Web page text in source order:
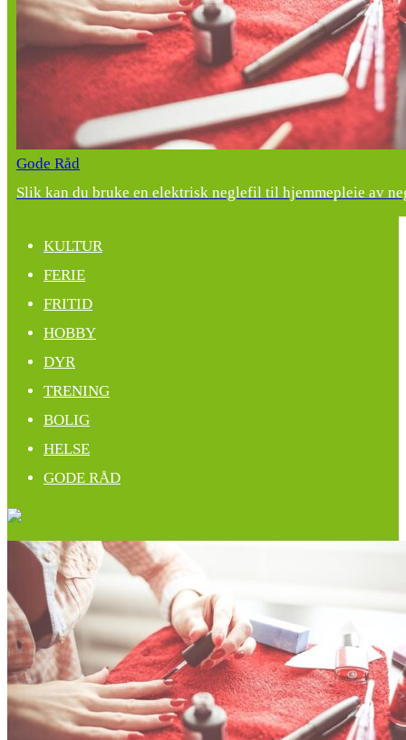
Gode Råd
Slik kan du bruke en elektrisk neglefil til hjemmepleie av
KULTUR
FERIE
FRITID
HOBBY
DYR
TRENING
BOLIG
HELSE
GODE RÅD